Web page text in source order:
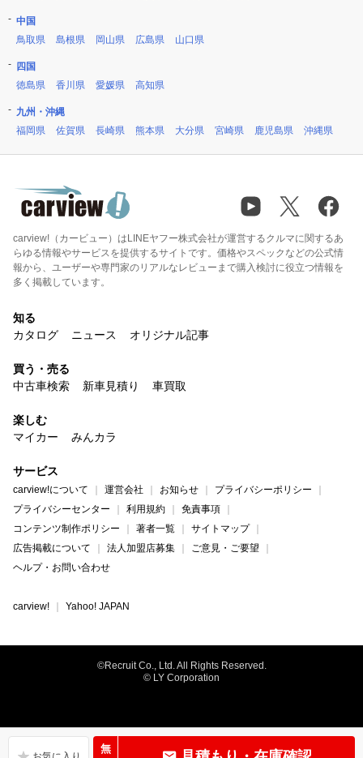
無
中国
鳥取県
島根県 岡山県 広島県 山口県
四国
徳島県
香川県 愛媛県 高知県
九州・沖縄
福岡県
佐賀県 長崎県 熊本県 大分県 宮崎県 鹿児島県 沖縄県
carview!（カービュー）はLINEヤフー株式会社が運営するクルマに関するあ
らゆる情報やサービスを提供するサイトです。価格やスペックなどの公式情
報から、ユーザーや専門家のリアルなレビューまで購入検討に役立つ情報を
多く掲載しています。
知る
カタログ
ニュース オリジナル記事
買う・売る
中古車検索
新車見積り 車買取
楽しむ
マイカー
みんカラ
サービス
carview!について 運営会社 お知らせ
プライバシーポリシー
プライバシーセンター
利用規約
免責事項
コンテンツ制作ポリシー
著者一覧
サイトマップ
広告掲載について
法人加盟店募集
ご意見・ご要望
ヘルプ・お問い合わせ
carview! Yahoo! JAPAN
©Recruit Co., Ltd. All Rights Reserved.
© LY Corporation